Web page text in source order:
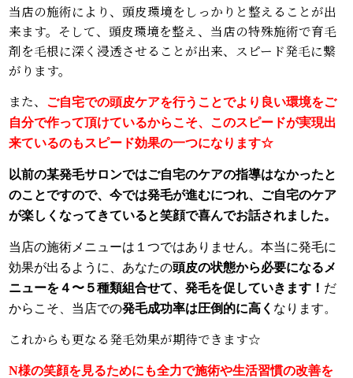
当店の施術により、頭皮環境をしっかりと整えることが出
来ます。そして、頭皮環境を整え、当店の特殊施術で育毛
剤を毛根に深く浸透させることが出来、スピード発毛に繋
がります。
また、
ご自宅での頭皮ケアを行うことでより良い環境をご
自分で作って頂けているからこそ、このスピードが実現出
来ているのもスピード効果の一つになります☆
以前の某発毛サロンではご自宅のケアの指導はなかったと
のことですので、今では発毛が進むにつれ、ご自宅のケア
が楽しくなってきていると笑顔で喜んでお話されました。
当店の施術メニューは１つではありません。本当に発毛に
効果が出るように、あなたの頭皮の状態から必要になるメ
ニューを４〜５種類組合せて、発毛を促していきます！ だ
からこそ、当店での発毛成功率は圧倒的に高く なります。
これからも更なる発毛効果が期待できます☆
N様の笑顔を見るためにも全力で施術や生活習慣の改善を